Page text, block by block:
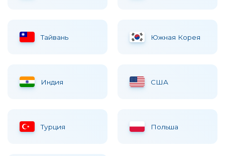
Тайвань Южная Корея
Индия США
Турция Польша